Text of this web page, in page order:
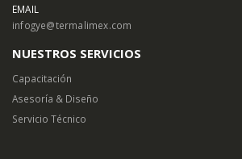
EMAIL
infogye@termalimex.com
NUESTROS SERVICIOS
Capacitación
Asesoría & Diseño
Servicio Técnico